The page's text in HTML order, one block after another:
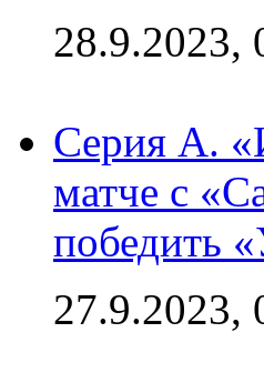
28.9.2023,
Серия А.
матче с
победить
27.9.2023,